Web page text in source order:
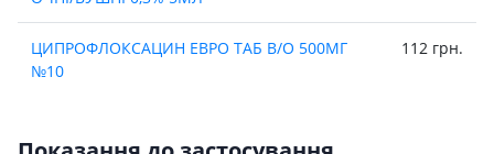
ЦИПРОФЛОКСАЦИН ЕВРО ТАБ В/О 500МГ
№10
112 грн.
№10